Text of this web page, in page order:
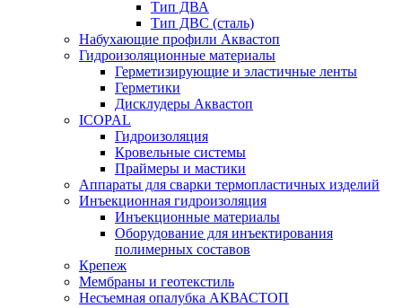
Тип ДВА
Тип ДВС (сталь)
Набухающие профили Аквастоп
Гидроизоляционные материалы
Герметизирующие и эластичные ленты
Герметики
Дисклудеры Аквастоп
ICOPAL
Гидроизоляция
Кровельные системы
Праймеры и мастики
Аппараты для сварки термопластичных изделий
Инъекционная гидроизоляция
Инъекционные материалы
Оборудование для инъектирования
полимерных составов
Крепеж
Мембраны и геотекстиль
Несъемная опалубка АКВАСТОП